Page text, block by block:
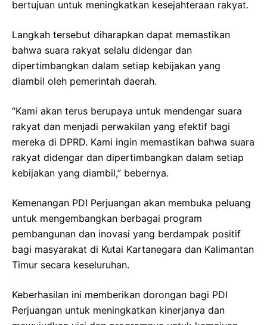
bertujuan untuk meningkatkan kesejahteraan rakyat.
Langkah tersebut diharapkan dapat memastikan
bahwa suara rakyat selalu didengar dan
dipertimbangkan dalam setiap kebijakan yang
diambil oleh pemerintah daerah.
“Kami akan terus berupaya untuk mendengar suara
rakyat dan menjadi perwakilan yang efektif bagi
mereka di DPRD. Kami ingin memastikan bahwa suara
rakyat didengar dan dipertimbangkan dalam setiap
kebijakan yang diambil,” bebernya.
Kemenangan PDI Perjuangan akan membuka peluang
untuk mengembangkan berbagai program
pembangunan dan inovasi yang berdampak positif
bagi masyarakat di Kutai Kartanegara dan Kalimantan
Timur secara keseluruhan.
Keberhasilan ini memberikan dorongan bagi PDI
Perjuangan untuk meningkatkan kinerjanya dan